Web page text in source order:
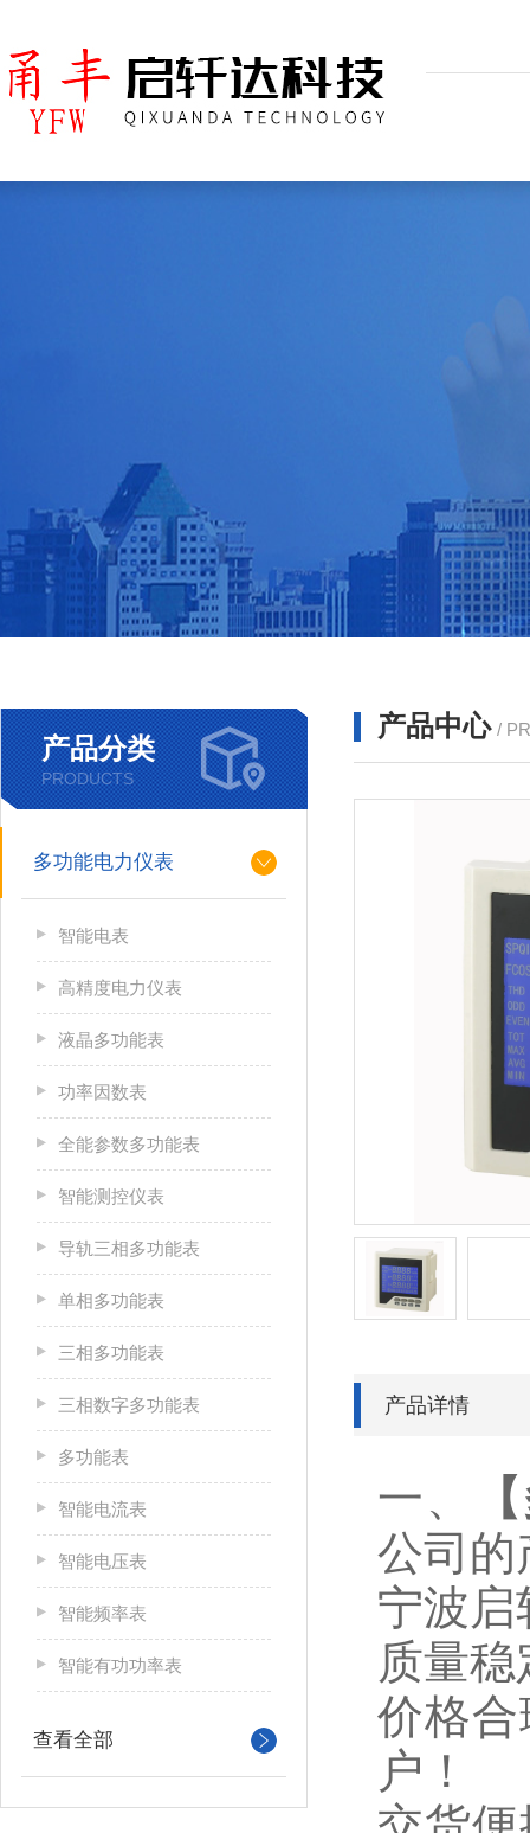
产品分类
PRODUCTS
多功能电力仪表
智能电表
高精度电力仪表
液晶多功能表
功率因数表
全能参数多功能表
智能测控仪表
导轨三相多功能表
单相多功能表
三相多功能表
三相数字多功能表
多功能表
智能电流表
智能电压表
智能频率表
智能有功功率表
查看全部
产品中心 /
产品详情
一、 【
公司的
宁波启
质量
价格
户！